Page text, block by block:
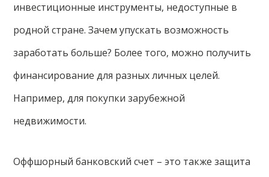
инвестиционные инструменты, недоступные в
родной стране. Зачем упускать возможность
заработать больше? Более того, можно получить
финансирование для разных личных целей.
Например, для покупки зарубежной
недвижимости.
Оффшорный банковский счет – это также защита